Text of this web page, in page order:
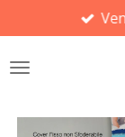
al
contenuto